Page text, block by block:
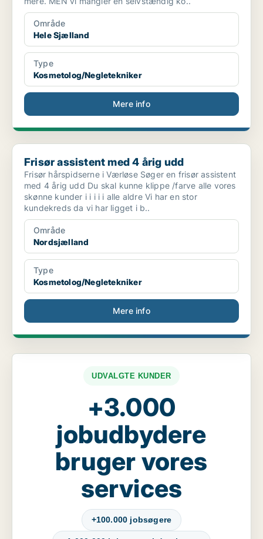
Område
Hele Sjælland
Type
Kosmetolog/Negletekniker
Mere info
Frisør assistent med 4 årig udd
Frisør assistent med 4 årig udd
Frisør hårspidserne i Værløse Søger en frisør assistent
med 4 årig udd Du skal kunne klippe /farve alle vores
skønne kunder i i i i i alle aldre Vi har en stor
kundekreds da vi har ligget i b..
Område
Nordsjælland
Type
Kosmetolog/Negletekniker
Mere info
UDVALGTE KUNDER
+3.000
jobudbydere
bruger vores
services
+100.000 jobsøgere